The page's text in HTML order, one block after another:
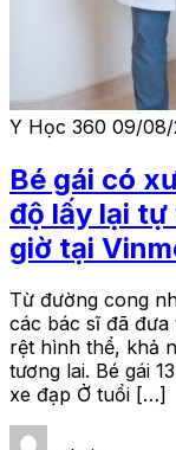
Y Học 360 09/08/
Bé gái có
độ lấy lại tự
giờ tại
Từ đường cong
các bác sĩ đã
rệt hình thể, khả
tương lai. Bé gái
xe đạp Ở tuổi […]